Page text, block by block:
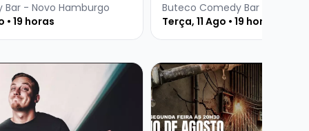
- Novo Hamburgo
• 19 horas
Buteco Comedy Bar - Novo
Terça, 11 Ago • 19 horas
FURLIN - SHOW SOLOVeja mais sobre CRIS